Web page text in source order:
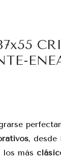
, desde
los más